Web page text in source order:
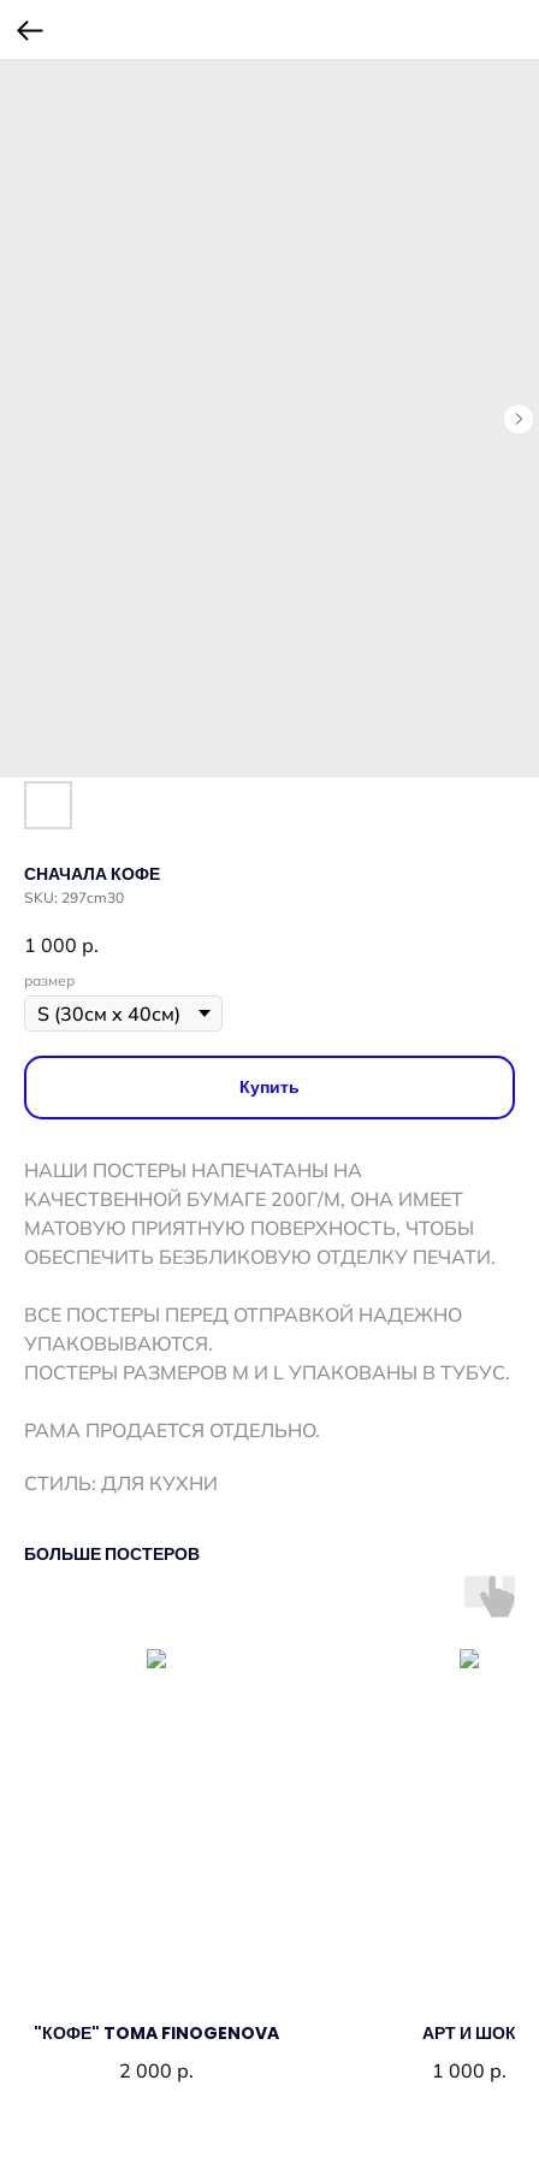
СНАЧАЛА КОФЕ
SKU: 297cm30
1 000 р.
размер
Купить
НАШИ ПОСТЕРЫ НАПЕЧАТАНЫ НА
КАЧЕСТВЕННОЙ БУМАГЕ 200Г/М, ОНА ИМЕЕТ
МАТОВУЮ ПРИЯТНУЮ ПОВЕРХНОСТЬ, ЧТОБЫ
ОБЕСПЕЧИТЬ БЕЗБЛИКОВУЮ ОТДЕЛКУ ПЕЧАТИ.
ВСЕ ПОСТЕРЫ ПЕРЕД ОТПРАВКОЙ НАДЕЖНО
УПАКОВЫВАЮТСЯ.
ПОСТЕРЫ РАЗМЕРОВ M И L УПАКОВАНЫ В ТУБУС.
РАМА ПРОДАЕТСЯ ОТДЕЛЬНО.
СТИЛЬ: ДЛЯ КУХНИ
БОЛЬШЕ ПОСТЕРОВ
"КОФЕ" TOMA FINOGENOVA
2 000 р.
АРТ И ШОК
1 000 р.